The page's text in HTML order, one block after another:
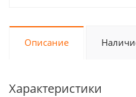
Описание
Характеристики